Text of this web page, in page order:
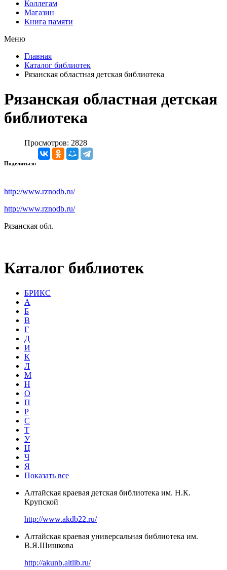
Коллегам
Магазин
Книга памяти
Меню
Главная
Каталог библиотек
Рязанская областная детская библиотека
Рязанская областная детская
библиотека
Просмотров: 2828
Поделиться:
http://www.rznodb.ru/
http://www.rznodb.ru/
Рязанская обл.
Каталог библиотек
БРИКС
А
Б
В
Г
Д
И
К
Л
М
Н
О
П
Р
С
Т
У
Ц
Ч
Я
Показать все
Алтайская краевая детская библиотека им. Н.К.
Крупской
http://www.akdb22.ru/
Алтайская краевая универсальная библиотека им.
В.Я.Шишкова
http://akunb.altlib.ru/